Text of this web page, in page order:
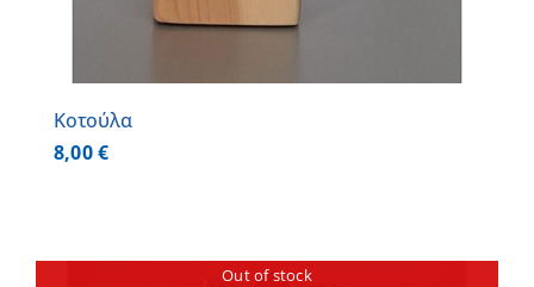
Κοτούλα
8,00€
Out of stock